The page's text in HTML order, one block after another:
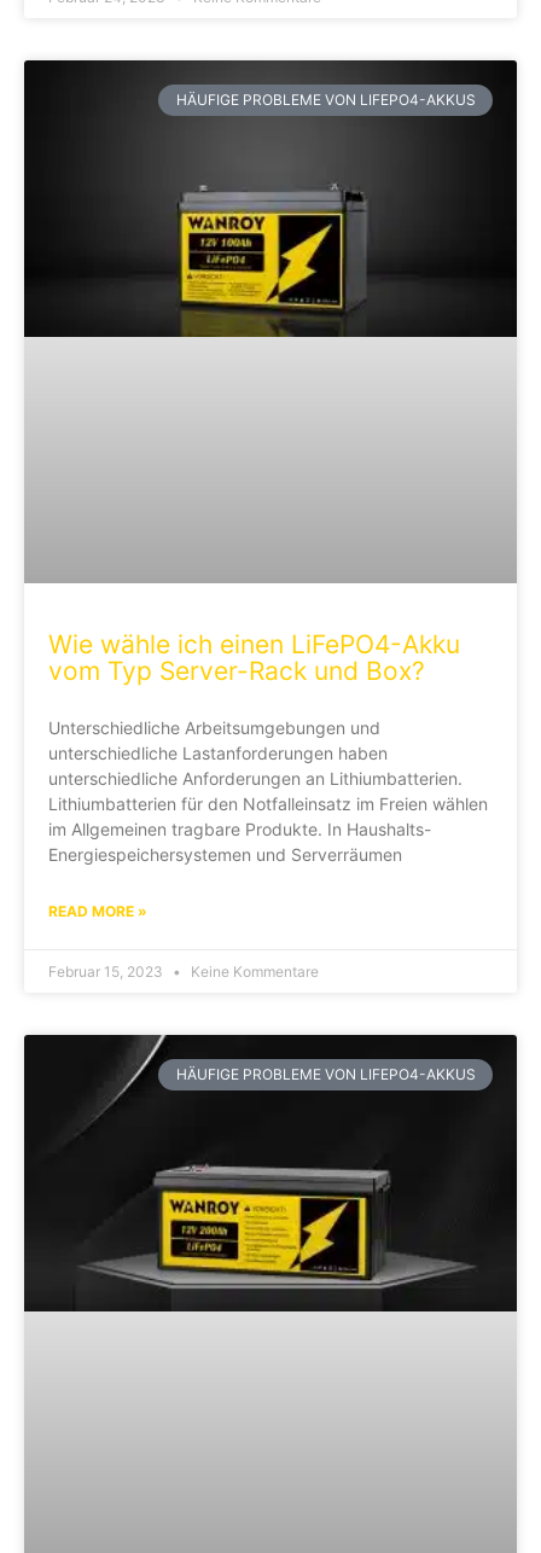
HÄUFIGE PROBLEME VON LIFEPO4-AKKUS
Wie wähle ich einen LiFePO4-Akku
vom Typ Server-Rack und Box?
Unterschiedliche Arbeitsumgebungen und
unterschiedliche Lastanforderungen haben
unterschiedliche Anforderungen an Lithiumbatterien.
Lithiumbatterien für den Notfalleinsatz im Freien wählen
im Allgemeinen tragbare Produkte. In Haushalts-
Energiespeichersystemen und Serverräumen
READ MORE »
Februar 15, 2023 Keine Kommentare
HÄUFIGE PROBLEME VON LIFEPO4-AKKUS